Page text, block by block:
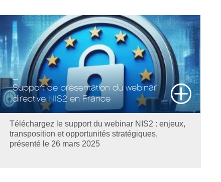
Support de présentation du webinar :
directive NIS2 en France
Téléchargez le support du webinar NIS2 : enjeux,
transposition et opportunités stratégiques,
présenté le 26 mars 2025